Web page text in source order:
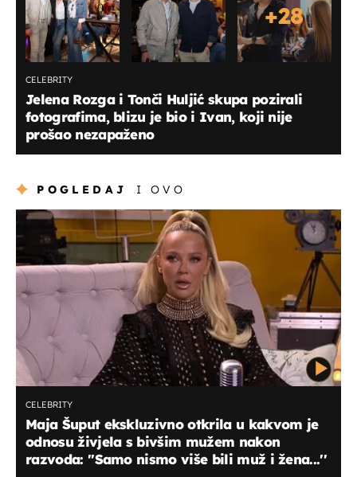
+28
CELEBRITY
Jelena Rozga i Tonči Huljić skupa pozirali
fotografima, blizu je bio i Ivan, koji nije
prošao nezapaženo
POGLEDAJ I OVO
CELEBRITY
Maja Šuput ekskluzivno otkrila u kakvom je
odnosu živjela s bivšim mužem nakon
razvoda: ''Samo nismo više bili muž i žena...''